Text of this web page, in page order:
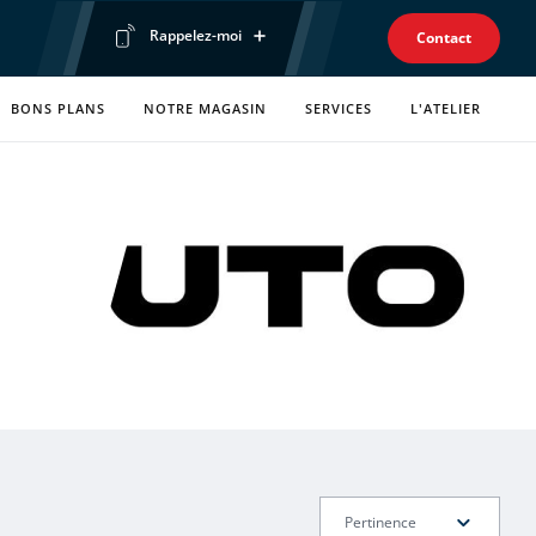
Rappelez-moi
Prénom
Contact
BONS PLANS NOTRE MAGASIN SERVICES L'ATELIER